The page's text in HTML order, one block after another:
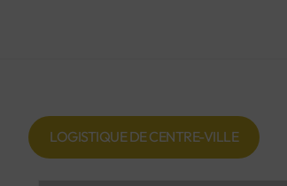
LOGISTIQUE DE CENTRE-VILLE